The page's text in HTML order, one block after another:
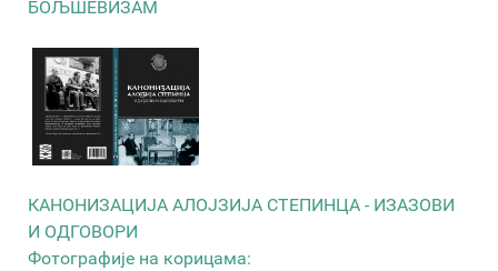
БОЉШЕВИЗАМ
КАНОНИЗАЦИЈА АЛОЈЗИЈА СТЕПИНЦА - ИЗАЗОВИ
И ОДГОВОРИ
Фотографије на корицама: